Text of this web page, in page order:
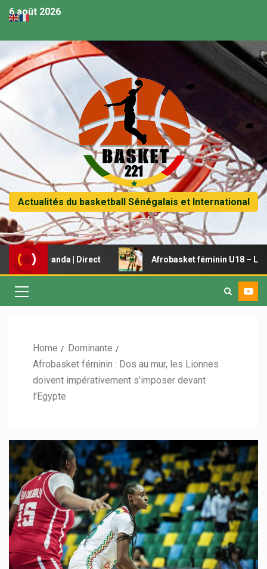
6 août 2026
Actualités du basketball Sénégalais et International
Rwanda | Direct Afrobasket féminin U18 – Le Mali
Home
Dominante
Afrobasket féminin : Dos au mur, les Lionnes
doivent impérativement s’imposer devant
l’Egypte